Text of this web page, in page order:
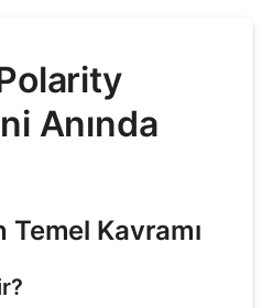
Anında
Temel Kavramı